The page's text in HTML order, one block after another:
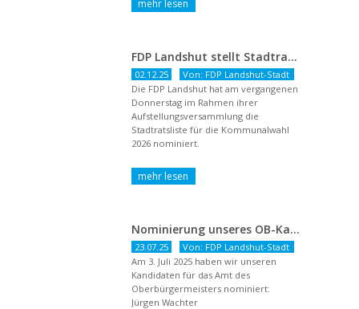
FDP Landshut stellt Stadtratsliste für 2026 auf – OB-Kandidat Jürgen Wachter betont Gestaltungsanspruch und liberale Zukunftsvision
02.12.25
Von: FDP Landshut-Stadt
Die FDP Landshut hat am vergangenen
Donnerstag im Rahmen ihrer
Aufstellungsversammlung die
Stadtratsliste für die Kommunalwahl
2026 nominiert.
Nominierung unseres OB-Kandidaten
23.07.25
Von: FDP Landshut-Stadt
Am 3. Juli 2025 haben wir unseren
Kandidaten für das Amt des
Oberbürgermeisters nominiert:
Jürgen Wachter